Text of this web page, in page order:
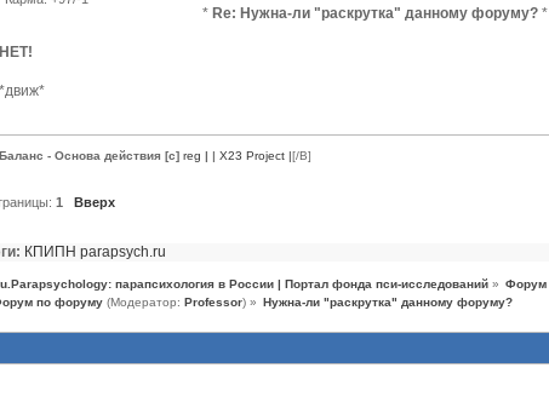
* Re: Нужна-ли "раскрутка" данному форуму? *
НЕТ!
*движ*
Баланс - Основа действия [c] reg | | X23 Project |[/B]
1
Вверх
КПИПН parapsych.ru
парапсихология в России | Портал фонда пси-исследований » Форум
по форуму (Модератор: Professor) » Нужна-ли "раскрутка" данному форуму?